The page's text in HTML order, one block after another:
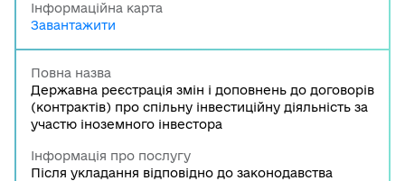
Інформаційна карта
Завантажити
Повна назва
Державна реєстрація змін і доповнень до договорів
(контрактів) про спільну інвестиційну діяльність за
участю іноземного інвестора
Інформація про послугу
Після укладання відповідно до законодавства